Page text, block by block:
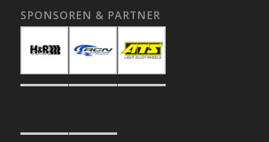
SPONSOREN & PARTNER